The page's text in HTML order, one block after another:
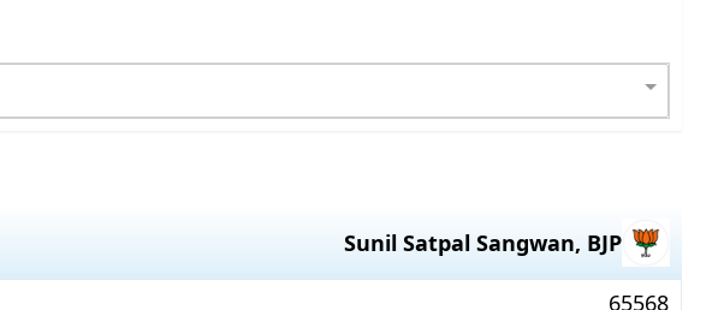
Sunil Satpal Sangwan, BJP
65568